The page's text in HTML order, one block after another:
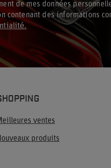
de mes données
contenant des informations
ventes
produits